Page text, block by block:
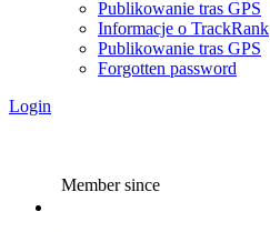
Publikowanie tras GPS
Informacje o TrackRank
Publikowanie tras GPS
Forgotten password
Login
Member since